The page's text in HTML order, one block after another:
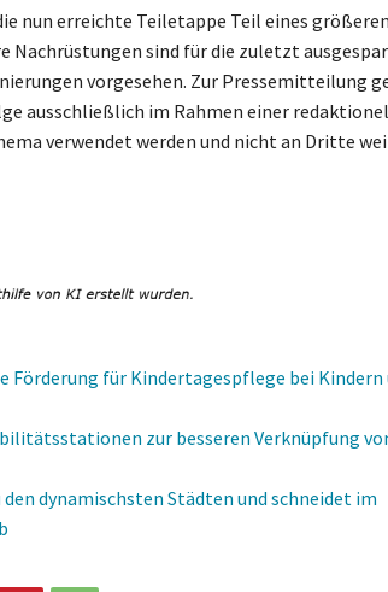
nun erreichte Teiletappe Teil eines
sind für die zuletzt
vorgesehen. Zur Pressemitteilung
ausschließlich im Rahmen einer
verwendet werden und nicht an Dritte
Förderung für Kindertagespflege bei
zur besseren Verknüpfung
dynamischsten Städten und schneidet im